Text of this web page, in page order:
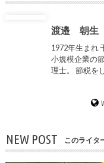
渡邉 朝生
1972年生まれ
小規模企業の
理士。 節税を
NEW POST このライタ